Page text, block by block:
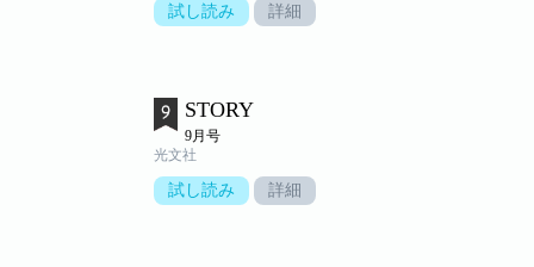
試し読み 詳細
STORY
9月号
光文社
試し読み 詳細